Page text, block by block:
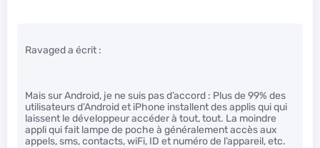
Ravaged a écrit :
Mais sur Android, je ne suis pas d’accord : Plus de 99% des
utilisateurs d’Android et iPhone installent des applis qui qui
laissent le développeur accéder à tout, tout. La moindre
appli qui fait lampe de poche à généralement accès aux
appels, sms, contacts, wiFi, ID et numéro de l’appareil, etc.